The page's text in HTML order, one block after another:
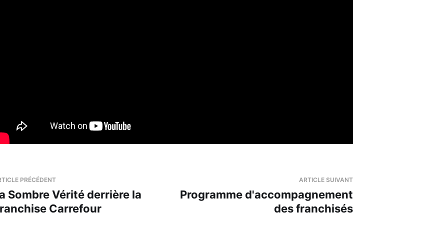
PRÉCÉDENT
Sombre Vérité derrière la
Carrefour
ARTICLE SUIVANT
Programme d'accompagnement
des franchisés